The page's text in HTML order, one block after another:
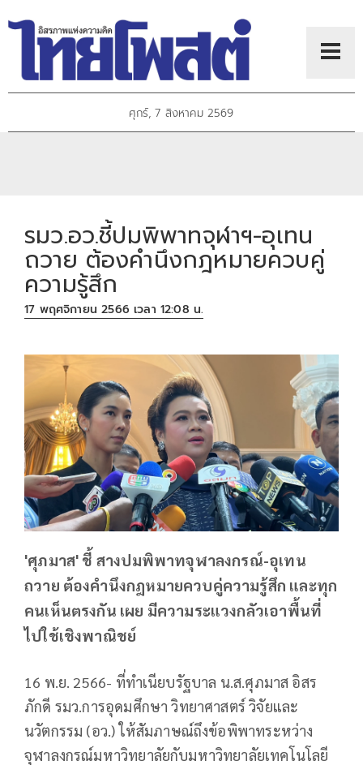
ศุกร์, 7 สิงหาคม 2569
รมว.อว.ชี้ปมพิพาทจุฬาฯ-อุเทน
ถวาย ต้องคำนึงกฎหมายควบคู่
ความรู้สึก
17 พฤศจิกายน 2566 เวลา 12:08 น.
'ศุภมาส' ชี้ สางปมพิพาทจุฬาลงกรณ์-อุเทน
ถวาย ต้องคำนึงกฎหมายควบคู่ความรู้สึก และทุก
คนเห็นตรงกัน เผย มีความระแวงกลัวเอาพื้นที่
ไปใช้เชิงพาณิชย์
16 พ.ย. 2566- ที่ทำเนียบรัฐบาล น.ส.ศุภมาส อิสร
ภักดี รมว.การอุดมศึกษา วิทยาศาสตร์ วิจัยและ
นวัตกรรม (อว.) ให้สัมภาษณ์ถึงข้อพิพาทระหว่าง
จุฬาลงกรณ์มหาวิทยาลัยกับมหาวิทยาลัยเทคโนโลยี